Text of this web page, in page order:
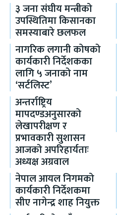
३ जना संघीय मन्त्रीको
उपस्थितिमा किसानका
समस्याबारे छलफल
नागरिक लगानी कोषको
कार्यकारी निर्देशकका
लागि ५ जनाको नाम
‘सर्टलिस्ट’
अन्तर्राष्ट्रिय
मापदण्डअनुसारको
लेखापरीक्षण र
प्रभावकारी सुशासन
आजको अपरिहार्यताः
अध्यक्ष अग्रवाल
नेपाल आयल निगमको
कार्यकारी निर्देशकमा
सीए नागेन्द्र शाह नियुक्त